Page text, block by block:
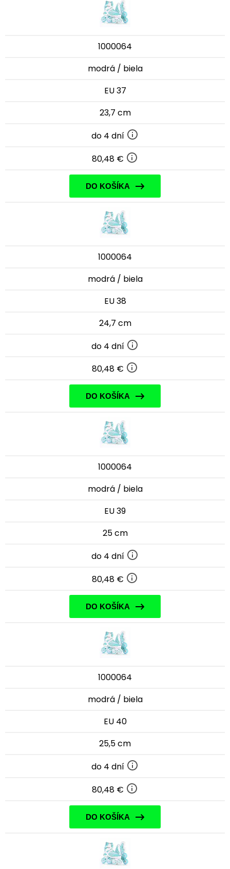
1000064
modrá / biela
EU 37
23,7 cm
do 4 dní
80,48 €
DO KOŠÍKA
1000064
modrá / biela
EU 38
24,7 cm
do 4 dní
80,48 €
DO KOŠÍKA
1000064
modrá / biela
EU 39
25 cm
do 4 dní
80,48 €
DO KOŠÍKA
1000064
modrá / biela
EU 40
25,5 cm
do 4 dní
80,48 €
DO KOŠÍKA